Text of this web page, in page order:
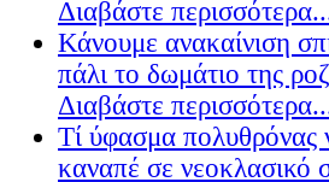
Διαβάστε
Κάνουμε ανακαίνιση
πάλι το δωμάτιο της
Διαβάστε
Τί ύφασμα πολυθρόνας
καναπέ σε νεοκλασικό